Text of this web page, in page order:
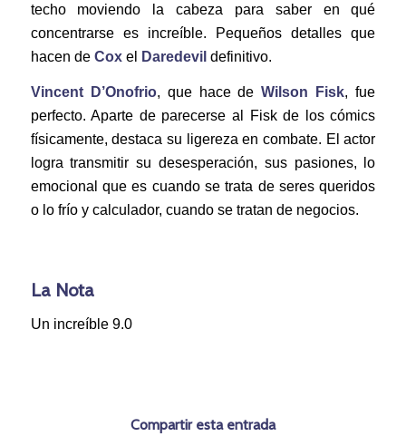
techo moviendo la cabeza para saber en qué
concentrarse es increíble. Pequeños detalles que
hacen de Coxel Daredevil definitivo.
Vincent D’Onofrio, que hace deWilson Fisk, fue
perfecto. Aparte de parecerse al Fisk de los cómics
físicamente, destaca su ligereza en combate. El actor
logra transmitir su desesperación, sus pasiones, lo
emocional que es cuando se trata de seres queridos
o lo frío y calculador, cuando se tratan de negocios.
La Nota
Un increíble 9.0
Compartir esta entrada